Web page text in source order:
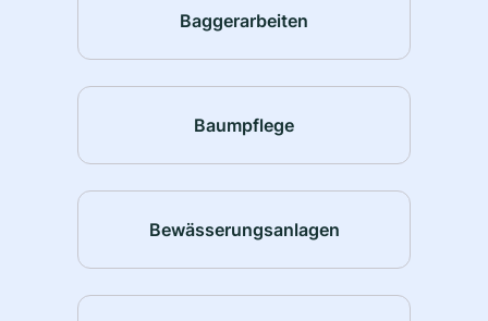
Baggerarbeiten
Baumpflege
Bewässerungsanlagen